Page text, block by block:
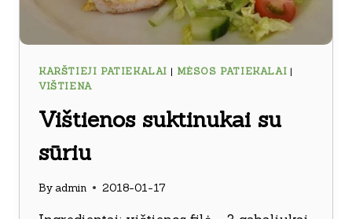
KARŠTIEJI PATIEKALAI | MĖSOS PATIEKALAI |
VIŠTIENA
Vištienos suktinukai su
sūriu
By admin 2018-01-17